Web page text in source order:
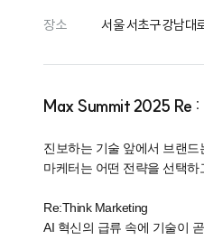
장소 서울 서초구 강남대